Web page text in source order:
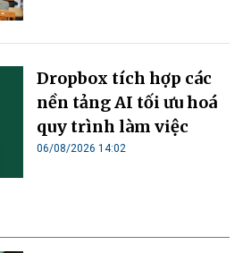
Dropbox tích hợp các
nền tảng AI tối ưu hoá
quy trình làm việc
06/08/2026 14:02